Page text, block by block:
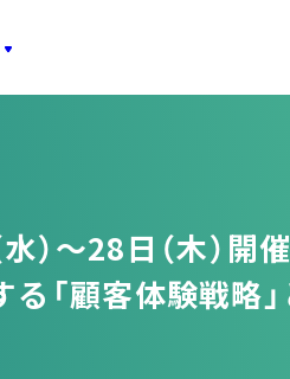
）～28日（木）開
「顧客体験戦略